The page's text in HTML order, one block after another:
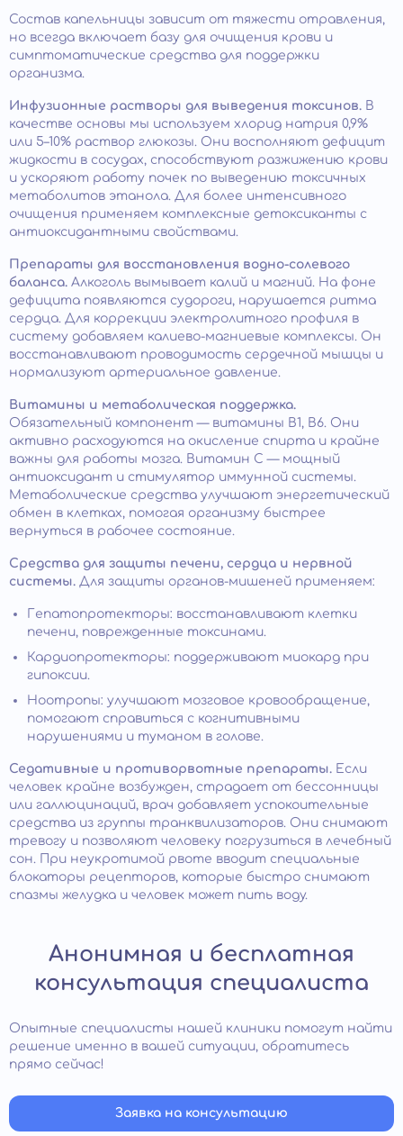
Состав капельницы зависит от тяжести отравления,
но всегда включает базу для очищения крови и
симптоматические средства для поддержки
организма.
Инфузионные растворы для выведения токсинов. В
качестве основы мы используем хлорид натрия 0,9%
или 5–10% раствор глюкозы. Они восполняют дефицит
жидкости в сосудах, способствуют разжижению крови
и ускоряют работу почек по выведению токсичных
метаболитов этанола. Для более интенсивного
очищения применяем комплексные детоксиканты с
антиоксидантными свойствами.
Препараты для восстановления водно-солевого
баланса. Алкоголь вымывает калий и магний. На фоне
дефицита появляются судороги, нарушается ритма
сердца. Для коррекции электролитного профиля в
систему добавляем калиево-магниевые комплексы. Он
восстанавливают проводимость сердечной мышцы и
нормализуют артериальное давление.
Витамины и метаболическая поддержка.
Обязательный компонент — витамины B1, B6. Они
активно расходуются на окисление спирта и крайне
важны для работы мозга. Витамин C — мощный
антиоксидант и стимулятор иммунной системы.
Метаболические средства улучшают энергетический
обмен в клетках, помогая организму быстрее
вернуться в рабочее состояние.
Средства для защиты печени, сердца и нервной
системы. Для защиты органов-мишеней применяем:
Гепатопротекторы: восстанавливают клетки
печени, поврежденные токсинами.​
Кардиопротекторы: поддерживают миокард при
гипоксии.
Ноотропы: улучшают мозговое кровообращение,
помогают справиться с когнитивными
нарушениями и туманом в голове.
Седативные и противорвотные препараты. Если
человек крайне возбужден, страдает от бессонницы
или галлюцинаций, врач добавляет успокоительные
средства из группы транквилизаторов. Они снимают
тревогу и позволяют человеку погрузиться в лечебный
сон. При неукротимой рвоте вводит специальные
блокаторы рецепторов, которые быстро снимают
спазмы желудка и человек может пить воду.
Анонимная и бесплатная
консультация специалиста
Опытные специалисты нашей клиники помогут найти
решение именно в вашей ситуации, обратитесь
прямо сейчас!
Заявка на консультацию